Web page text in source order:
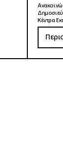
Κέντρα